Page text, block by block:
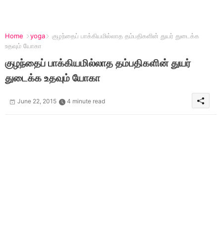
Home yoga
குழந்தைப் பாக்கியமில்லாத தம்பதிகளின் துயர் துடைக்க
உதவும் யோகா
குழந்தைப் பாக்கியமில்லாத தம்பதிகளின் துயர்
துடைக்க உதவும் யோகா
June 22, 2015 4 minute read